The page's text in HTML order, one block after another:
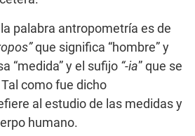
la palabra antropometría es de
que significa “hombre” y
“medida” y el sufijo “-ia” que se
Tal como fue dicho
al estudio de las medidas y
humano.